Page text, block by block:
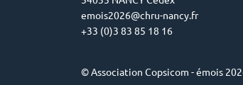
emois2026@chru-nancy.fr
+33 (0)3 83 85 18 16
© Association Copsicom - émois